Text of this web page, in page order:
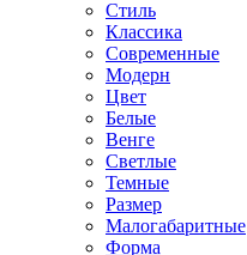
Стиль
Классика
Современные
Модерн
Цвет
Белые
Венге
Светлые
Темные
Размер
Малогабаритные
Форма